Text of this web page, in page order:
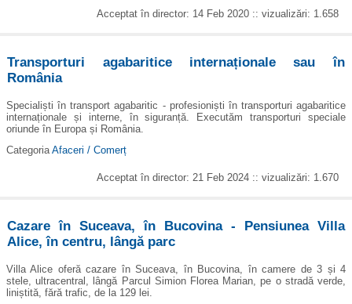
Acceptat în director: 14 Feb 2020 :: vizualizări: 1.658
Transporturi agabaritice internaționale sau în
România
Specialiști în transport agabaritic - profesioniști în transporturi agabaritice
internaționale și interne, în siguranță. Executăm transporturi speciale
oriunde în Europa și România.
Categoria Afaceri / Comerț
Acceptat în director: 21 Feb 2024 :: vizualizări: 1.670
Cazare în Suceava, în Bucovina - Pensiunea Villa
Alice, în centru, lângă parc
Villa Alice oferă cazare în Suceava, în Bucovina, în camere de 3 și 4
stele, ultracentral, lângă Parcul Simion Florea Marian, pe o stradă verde,
liniștită, fără trafic, de la 129 lei.